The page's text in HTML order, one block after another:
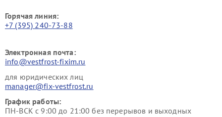
Горячая линия:
+7 (395) 240-73-88
Электронная почта:
info@vestfrost-fixim.ru
для юридических лиц
manager@fix-vestfrost.ru
График работы:
ПН-ВСК с 9:00 до 21:00 без перерывов и выходных